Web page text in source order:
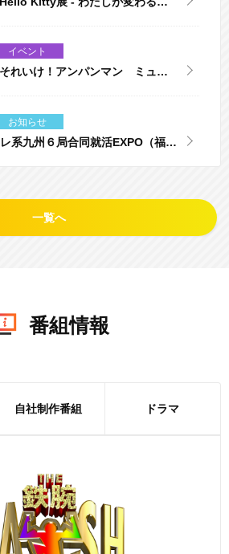
イベント
それいけ！アンパンマン ミュー
お知らせ
系九州６局合同就活EXPO（福
一覧へ
番組情報
自社制作番組 ドラマ